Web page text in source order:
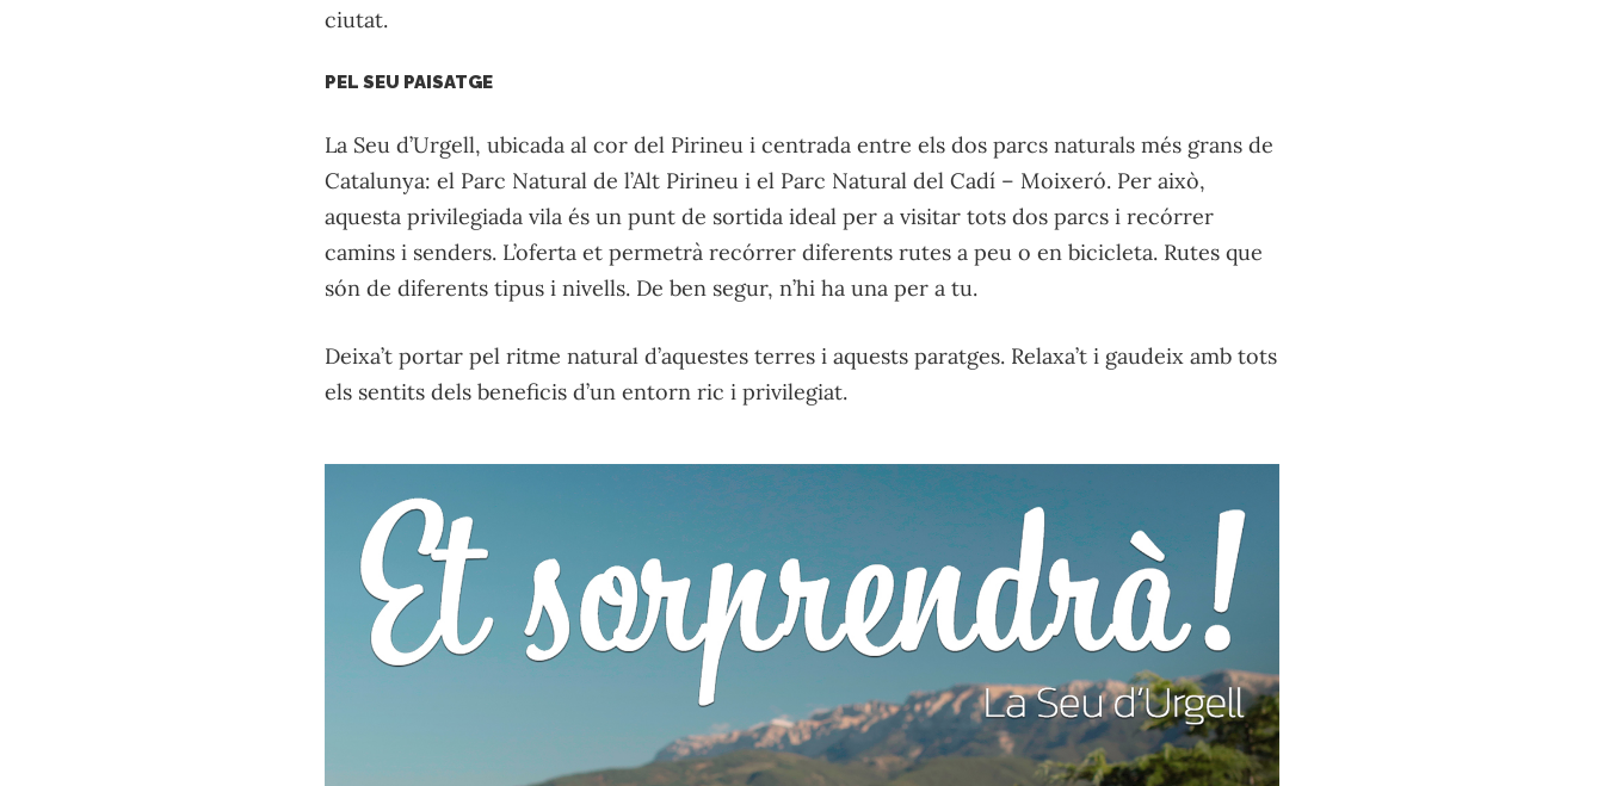
ciutat.
PEL SEU PAISATGE
La Seu d’Urgell, ubicada al cor del Pirineu i centrada entre els dos parcs naturals més grans de
Catalunya: el Parc Natural de l’Alt Pirineu i el Parc Natural del Cadí – Moixeró. Per això,
aquesta privilegiada vila és un punt de sortida ideal per a visitar tots dos parcs i recórrer
camins i senders. L’oferta et permetrà recórrer diferents rutes a peu o en bicicleta. Rutes que
són de diferents tipus i nivells. De ben segur, n’hi ha una per a tu.
Deixa’t portar pel ritme natural d’aquestes terres i aquests paratges. Relaxa’t i gaudeix amb tots
els sentits dels beneficis d’un entorn ric i privilegiat.